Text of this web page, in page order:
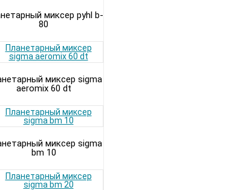
миксер pyhl b-
80
миксер sigma
aeromix 60 dt
миксер sigma
bm 10